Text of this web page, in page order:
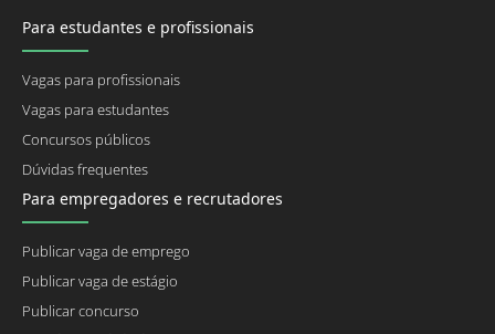
Para estudantes e profissionais
Vagas para profissionais
Vagas para estudantes
Concursos públicos
Dúvidas frequentes
Para empregadores e recrutadores
Publicar vaga de emprego
Publicar vaga de estágio
Publicar concurso